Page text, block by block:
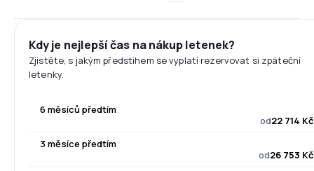
Kdy je nejlepší čas na nákup letenek?
Zjistěte, s jakým předstihem se vyplatí rezervovat si zpáteční
letenky.
6 měsíců předtím
od22 714 Kč
3 měsíce předtím
od26 753 Kč